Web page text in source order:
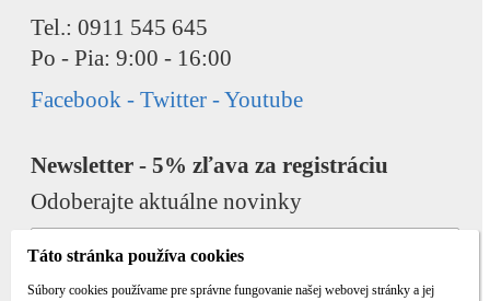
Tel.: 0911 545 645
Po - Pia: 9:00 - 16:00
Facebook - Twitter - Youtube
Newsletter - 5% zľava za registráciu
Odoberajte aktuálne novinky
Táto stránka používa cookies
Súbory cookies používame pre správne fungovanie našej webovej stránky a jej